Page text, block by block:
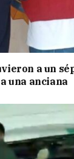
a un
una anciana